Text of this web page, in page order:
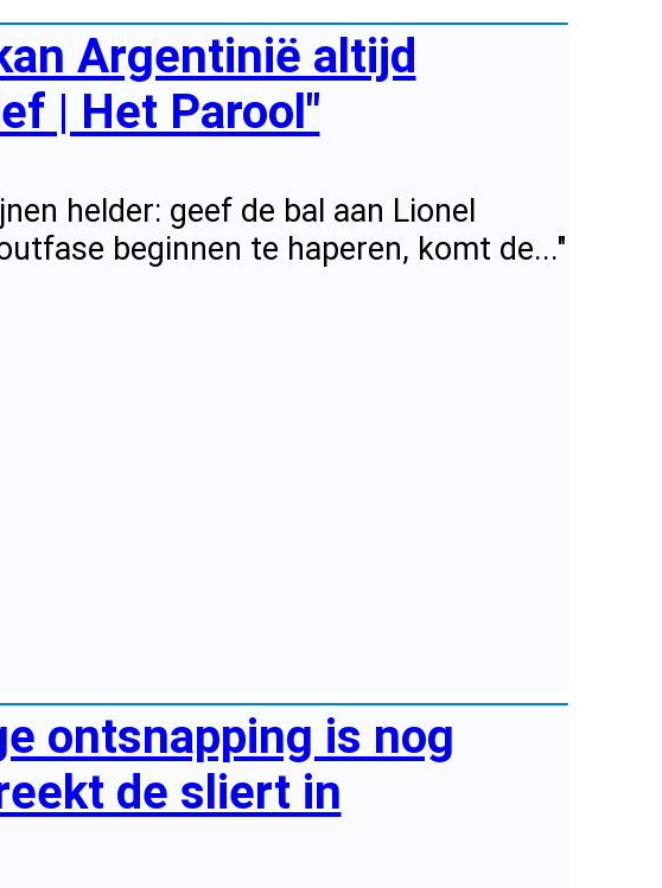
Argentinië altijd
| Het Parool"
helder: geef de bal aan Lionel
beginnen te haperen, komt de..."
ontsnapping is nog
de sliert in